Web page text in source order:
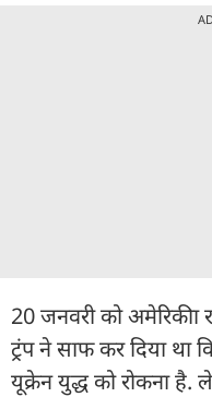
20 जनवरी को अमेरिकीा
ट्रंप ने साफ कर दिया था
यूक्रेन युद्ध को रोकना